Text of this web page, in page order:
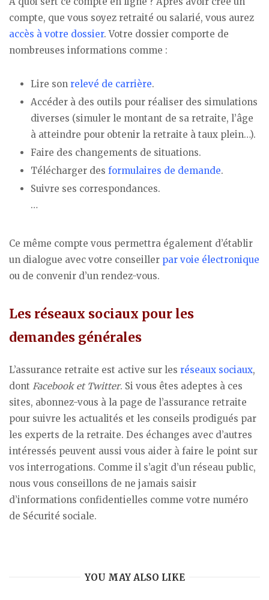
compte, que vous soyez retraité ou salarié, vous aurez
accès à votre dossier. Votre dossier comporte de
nombreuses informations comme :
Lire son relevé de carrière.
Accéder à des outils pour réaliser des simulations
diverses (simuler le montant de sa retraite, l’âge
à atteindre pour obtenir la retraite à taux plein…).
Faire des changements de situations.
Télécharger des formulaires de demande.
Suivre ses correspondances.
…
Ce même compte vous permettra également d’établir
un dialogue avec votre conseiller par voie électronique
ou de convenir d’un rendez-vous.
Les réseaux sociaux pour les
demandes générales
L’assurance retraite est active sur les réseaux sociaux,
dont Facebook et Twitter. Si vous êtes adeptes à ces
sites, abonnez-vous à la page de l’assurance retraite
pour suivre les actualités et les conseils prodigués par
les experts de la retraite. Des échanges avec d’autres
intéressés peuvent aussi vous aider à faire le point sur
vos interrogations. Comme il s’agit d’un réseau public,
nous vous conseillons de ne jamais saisir
d’informations confidentielles comme votre numéro
de Sécurité sociale.
YOU MAY ALSO LIKE